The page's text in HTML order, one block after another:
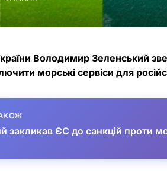
Володимир Зеленський
морські сервіси для
закликав ЄС до санкцій проти